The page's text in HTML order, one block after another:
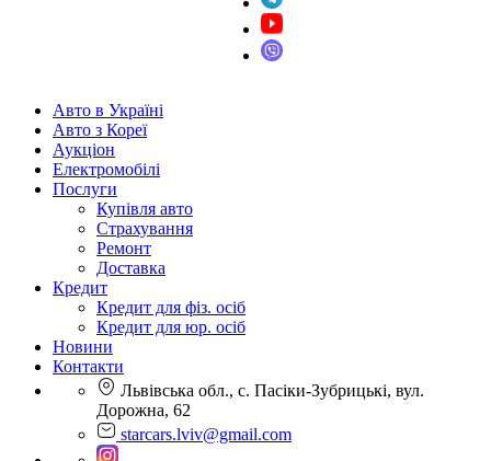
Авто в Україні
Авто з Кореї
Аукціон
Електромобілі
Послуги
Купівля авто
Страхування
Ремонт
Доставка
Кредит
Кредит для фіз. осіб
Кредит для юр. осіб
Новини
Контакти
Львівська обл., с. Пасіки-Зубрицькі, вул.
Дорожна, 62
starcars.lviv@gmail.com